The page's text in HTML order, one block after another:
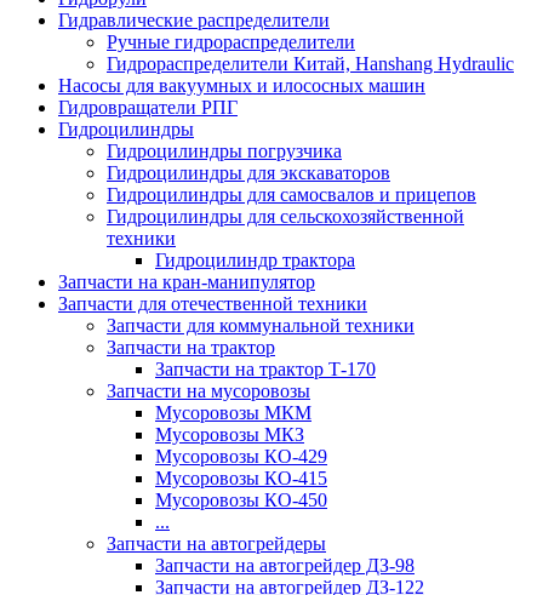
Гидравлические распределители
Ручные гидрораспределители
Гидрораспределители Китай, Hanshang Hydraulic
Насосы для вакуумных и илососных машин
Гидровращатели РПГ
Гидроцилиндры
Гидроцилиндры погрузчика
Гидроцилиндры для экскаваторов
Гидроцилиндры для самосвалов и прицепов
Гидроцилиндры для сельскохозяйственной
техники
Гидроцилиндр трактора
Запчасти на кран-манипулятор
Запчасти для отечественной техники
Запчасти для коммунальной техники
Запчасти на трактор
Запчасти на трактор Т-170
Запчасти на мусоровозы
Мусоровозы МКМ
Мусоровозы МКЗ
Мусоровозы КО-429
Мусоровозы КО-415
Мусоровозы КО-450
...
Запчасти на автогрейдеры
Запчасти на автогрейдер ДЗ-98
Запчасти на автогрейдер ДЗ-122